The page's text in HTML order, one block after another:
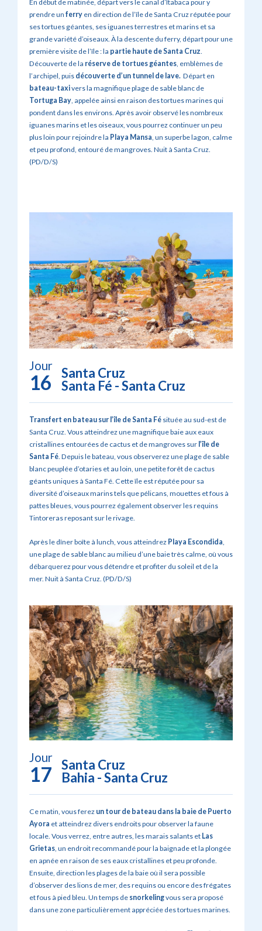
En début de matinée, départ vers le canal d’Itabaca pour y
prendre un ferry en direction de l’île de Santa Cruz réputée pour
ses tortues géantes, ses iguanes terrestres et marins et sa
grande variété d’oiseaux. À la descente du ferry, départ pour une
première visite de l’île : la partie haute de Santa Cruz.
Découverte de la réserve de tortues géantes, emblèmes de
l’archipel, puis découverte d’un tunnel de lave. Départ en
bateau-taxivers la magnifique plage de sable blanc de
Tortuga Bay, appelée ainsi en raison des tortues marines qui
pondent dans les environs. Après avoir observé les nombreux
iguanes marins et les oiseaux, vous pourrez continuer un peu
plus loin pour rejoindre la Playa Mansa, un superbe lagon, calme
et peu profond, entouré de mangroves. Nuit à Santa Cruz.
(PD/D/S)
Jour
16
Santa Cruz
Santa Fé - Santa Cruz
Transfert en bateau sur l’île de Santa Fé située au sud-est de
Santa Cruz. Vous atteindrez une magnifique baie aux eaux
cristallines entourées de cactus et de mangroves sur l’île de
Santa Fé . Depuis le bateau, vous observerez une plage de sable
blanc peuplée d’otaries et au loin, une petite forêt de cactus
géants uniques à Santa Fé. Cette île est réputée pour sa
diversité d’oiseaux marins tels que pélicans, mouettes et fous à
pattes bleues, vous pourrez également observer les requins
Tintoreras reposant sur le rivage.
Après le dîner boîte à lunch, vous atteindrez Playa Escondida
une plage de sable blanc au milieu d’une baie très calme, où vous
débarquerez pour vous détendre et profiter du soleil et de la
mer. Nuit à Santa Cruz. (PD/D/S)
Jour
17
Santa Cruz
Bahia - Santa Cruz
Ce matin, vous ferez un tour de bateau dans la baie de Puerto
Ayora et atteindrez divers endroits pour observer la faune
locale. Vous verrez, entre autres, les marais salants et Las
Grietas, un endroit recommandé pour la baignade et la plongée
en apnée en raison de ses eaux cristallines et peu profonde.
Ensuite, direction les plages de la baie où il sera possible
d’observer des lions de mer, des requins ou encore des frégates
et fous à pied bleu. Un temps de snorkelingvous sera proposé
dans une zone particulièrement appréciée des tortues marines.